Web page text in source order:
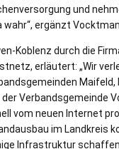
und
ergänzt
Koblenz durch die
erläutert: „Wir
Verbandsgemeinde
vom neuen Internet
im Landkreis
Infrastruktur